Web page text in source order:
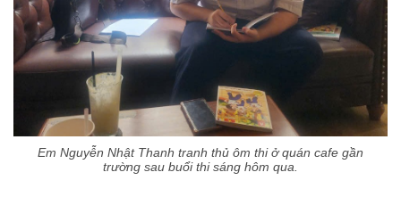
Em Nguyễn Nhật Thanh tranh thủ ôm thi ở quán cafe gần
trường sau buổi thi sáng hôm qua.